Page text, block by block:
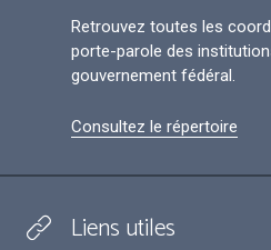
Retrouvez toutes les
porte-parole des
gouvernement fédéral.
Consultez le répertoire
Liens utiles